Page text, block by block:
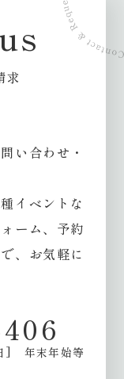
求
い合わせ・
イベントな
ーム、予約
、お気軽に
] 年末年始等